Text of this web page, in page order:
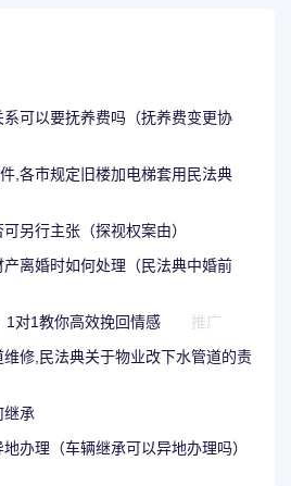
可以要抚养费吗（抚养费变更协
,各市规定旧楼加电梯套用民法典
另行主张（探视权案由）
离婚时如何处理（民法典中婚前
1对1教你高效挽回情感
推广
修,民法典关于物业改下水管道的责
继承
办理（车辆继承可以异地办理吗）